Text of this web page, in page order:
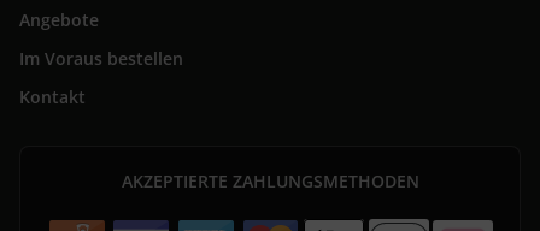
Angebote
Im Voraus bestellen
Kontakt
AKZEPTIERTE ZAHLUNGSMETHODEN